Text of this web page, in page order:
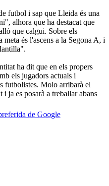
futbol i sap que Lleida és una
alhora que ha destacat que
que calgui. Sobre els
és l'ascens a la Segona A, i
ha dit que en els propers
els jugadors actuals i
futbolistes. Molo arribarà el
ja es posarà a treballar abans
de Google